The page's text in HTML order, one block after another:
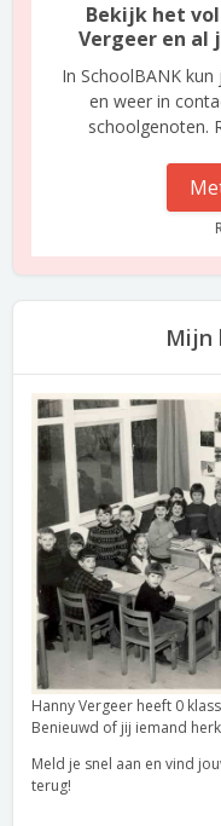
Bekijk het
Vergeer en al
In SchoolBANK kun
en weer in
schoolgenoten.
Mijn
Hanny Vergeer heeft 0
Benieuwd of jij iemand
Meld je snel aan en vind
terug!